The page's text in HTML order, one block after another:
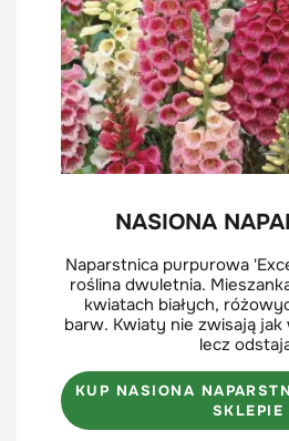
NASIONA
Naparstnica purpurowa
roślina dwuletnia.
kwiatach białych,
barw. Kwiaty nie zwisają jak
lecz
KUP NASIONA
SKLEPIE